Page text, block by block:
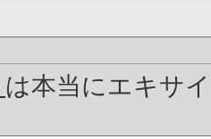
は本当にエキサ